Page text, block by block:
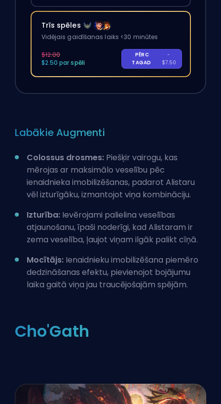
Trīs spēles
Vidējais gaidīšanas laiks <30 minūtes
$12.00
$2.50 par spēli
PĒRC
TAGAD
-
$7.50
Labākie Augmenti
Colossus drosmes: Piešķir vairogu, kas
mērojas ar maksimālo veselību pēc
ienaidnieka imobilizēšanas, padarot Alistaru
vēl izturīgāku, izmantojot viņa kombināciju.
Izturība: Ievērojami palielina veselības
atjaunošanu, īpaši noderīgi, kad Alistaram ir
zema veselība, ļaujot viņam ilgāk palikt cīņā.
Mocītājs: Ienaidnieku imobilizēšana piemēro
dedzināšanas efektu, pievienojot bojājumu
laika gaitā viņa jau traucējošajām spējām.
Cho'Gath